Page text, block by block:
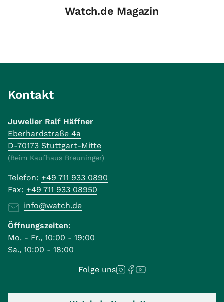
Watch.de Magazin
Kontakt
Juwelier Ralf Häffner
Eberhardstraße 4a
D-70173 Stuttgart-Mitte
(Beim Kaufhaus Breuninger)
Telefon: +49 711 933 0890
Fax: +49 711 933 08950
info@watch.de
Öffnungszeiten:
Mo. - Fr., 10:00 - 19:00
Sa., 10:00 - 18:00
Folge uns